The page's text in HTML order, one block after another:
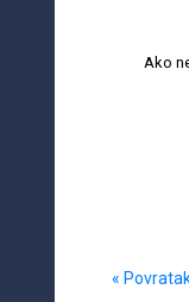
Ako
«